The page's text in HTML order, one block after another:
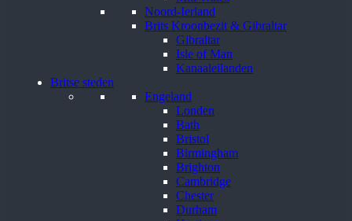
Noord-Ierland
Brits Kroonbezit & Gibraltar
Gibraltar
Isle of Man
Kanaaleilanden
Britse steden
Engeland
Londen
Bath
Bristol
Birmingham
Brighton
Cambridge
Chester
Durham